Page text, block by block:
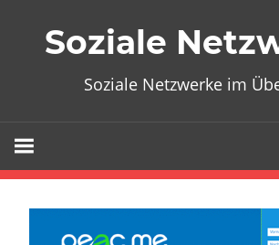
Soziale
Soziale Netzwerke im